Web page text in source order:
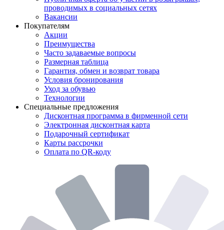
проводимых в социальных сетях
Вакансии
Покупателям
Акции
Преимущества
Часто задаваемые вопросы
Размерная таблица
Гарантия, обмен и возврат товара
Условия бронирования
Уход за обувью
Технологии
Специальные предложения
Дисконтная программа в фирменной сети
Электронная дисконтная карта
Подарочный сертификат
Карты рассрочки
Оплата по QR-коду